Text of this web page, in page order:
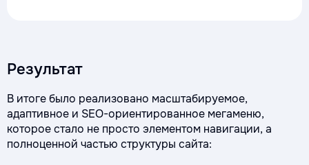
Результат
В итоге было реализовано масштабируемое,
адаптивное и SEO-ориентированное мегаменю,
которое стало не просто элементом навигации, а
полноценной частью структуры сайта: